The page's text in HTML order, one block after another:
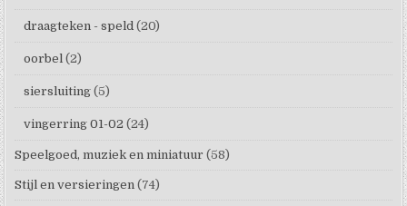
draagteken - speld (20)
oorbel (2)
siersluiting (5)
vingerring 01-02 (24)
Speelgoed, muziek en miniatuur (58)
Stijl en versieringen (74)